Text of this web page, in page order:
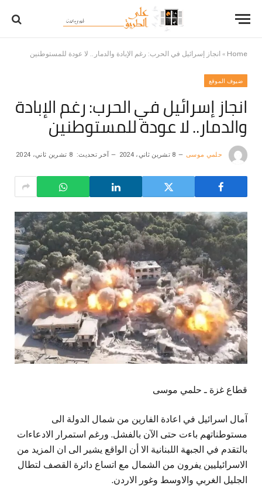
Home
» انجاز إسرائيل في الحرب: رغم الإبادة والدمار.. لا عودة للمستوطنين
ضيوف الموقع
انجاز إسرائيل في الحرب: رغم الإبادة
والدمار.. لا عودة للمستوطنين
حلمي موسى 8 تشرين ثاني، 2024 آخر تحديث: 8 تشرين ثاني، 2024
قطاع غزة ـ حلمي موسى
آمال اسرائيل في اعادة الفارين من شمال الدولة الى
مستوطناتهم باءت حتى الآن بالفشل. ورغم استمرار الادعاءات
بالتقدم في الجبهة اللبنانية الا أن الواقع يشير الى ان المزيد من
الاسرائيليين يفرون من الشمال مع اتساع دائرة القصف لتطال
الجليل الغربي والاوسط وغور الاردن.